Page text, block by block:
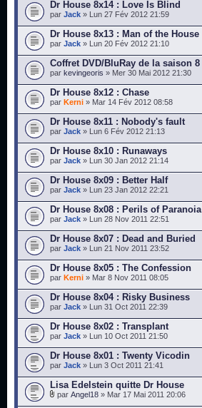
Dr House 8x14 : Love Is Blind
par Jack » Lun 27 Fév 2012 21:59
Dr House 8x13 : Man of the House
par Jack » Lun 20 Fév 2012 21:10
Coffret DVD/BluRay de la saison 8
par kevingeoris » Mer 30 Mai 2012 21:30
Dr House 8x12 : Chase
par Kerni » Mar 14 Fév 2012 08:58
Dr House 8x11 : Nobody's fault
par Jack » Lun 6 Fév 2012 21:13
Dr House 8x10 : Runaways
par Jack » Lun 30 Jan 2012 21:14
Dr House 8x09 : Better Half
par Jack » Lun 23 Jan 2012 22:21
Dr House 8x08 : Perils of Paranoia
par Jack » Lun 28 Nov 2011 22:51
Dr House 8x07 : Dead and Buried
par Jack » Lun 21 Nov 2011 23:52
Dr House 8x05 : The Confession
par Kerni » Mar 8 Nov 2011 08:05
Dr House 8x04 : Risky Business
par Jack » Lun 31 Oct 2011 22:39
Dr House 8x02 : Transplant
par Jack » Lun 10 Oct 2011 21:50
Dr House 8x01 : Twenty Vicodin
par Jack » Lun 3 Oct 2011 21:41
Lisa Edelstein quitte Dr House
par Angel18 » Mar 17 Mai 2011 20:06